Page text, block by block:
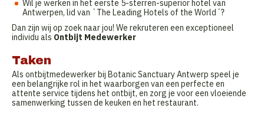
Wil je werken in het eerste 5-sterren-superior hotel van
Antwerpen, lid van `The Leading Hotels of the World´?
Dan zijn wij op zoek naar jou! We rekruteren een exceptioneel
individu als Ontbijt Medewerker
Taken
Als ontbijtmedewerker bij Botanic Sanctuary Antwerp speel je
een belangrijke rol in het waarborgen van een perfecte en
attente service tijdens het ontbijt, en zorg je voor een vloeiende
samenwerking tussen de keuken en het restaurant.